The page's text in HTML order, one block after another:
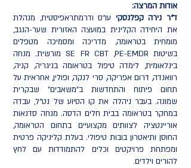
אודות המרצה:
ד“ר נירה קפלנסקי עו“ס ודרמתראפיסטית, מנהלת
את היחידה הקלינית במועצה האזורית שער-הנגב,
מומחית בטראומה, מדריכה ומסמיכה מטפלים
בשיטות SE FR CBT ,PE-EMDR מורשית. מנחה
בינלאומית, לימדה טיפול בטראומה בניגריה, קניה,
רוואנדה, דרום אפריקה, סרי לנקה, ופולין, אחראית על
תחום פיתוח והתחדשות ב"משאבים" שבקרית
שמונה. בעבר ניהלה את קו הסיוע של נט“ל, עבדה
במחקר בטראומה בבית חלים הדסה. מנחה סדנאות
אוריינטציה לצוותים מקצועיים בתחום הטראומה,
החוסן ותיאטרון בובות טיפולי. בעלת קליניקה פרטית
ומפתחת פרויקטים וכלים להתמודדות עם לחץ
להורים וילדים.